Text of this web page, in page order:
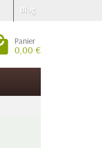
Blog
Panier
0,00 €